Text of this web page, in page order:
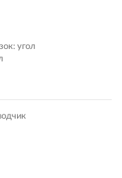
угол